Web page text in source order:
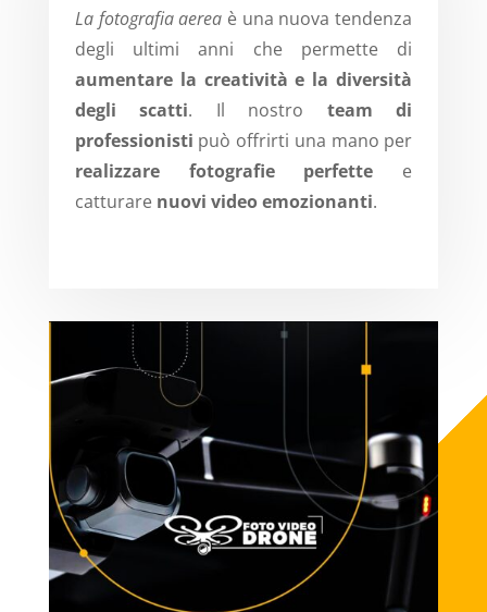
La fotografia aerea è una nuova tendenza
degli ultimi anni che permette di
aumentare la creatività e la diversità
degli scatti. Il nostro team di
professionisti può offrirti una mano per
realizzare fotografie perfette e
catturare nuovi video emozionanti.